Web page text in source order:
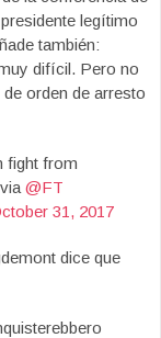
legítimo
también:
difícil. Pero no
orden de arresto
fight from
via @FT
31, 2017
dice que